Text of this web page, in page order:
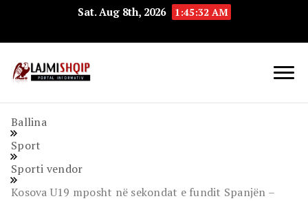
Sat. Aug 8th, 2026 1:45:33 AM
Ballina
Sport
Sporti vendor
Kosova U19 mposht në sekondat e fundit Spanjën –